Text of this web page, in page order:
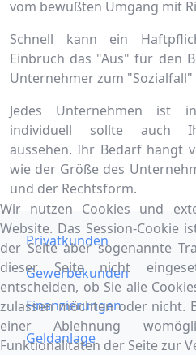
vom bewußten Umgang mit
Schnell kann ein
Einbruch das "Aus" für den
Unternehmer zum "Sozialfall"
Jedes Unternehmen ist
individuell sollte auch
aussehen. Ihr Bedarf hängt
wie der Größe des
und der Rechtsform.
Privatkunden
Gewerbekunden
Finanzierungen
Geldanlage
Wir nutzen Cookies und
Website. Das Session-Cookie
der Seite aber sogenannte
dieser Seite nicht
entscheiden, ob Sie alle
zulassen möchten oder nicht.
einer Ablehnung
Funktionalitäten der Seite zur